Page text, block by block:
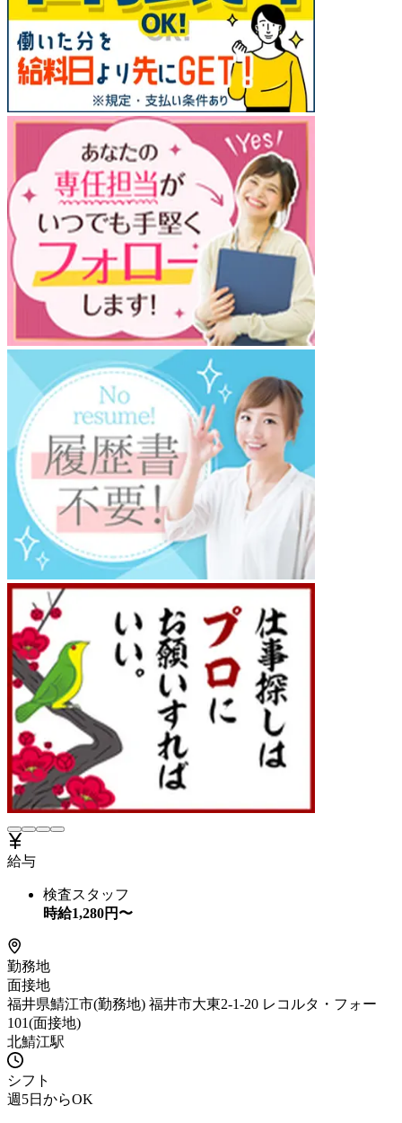
給与
検査スタッフ
時給1,280円〜
勤務地
面接地
福井県鯖江市(勤務地) 福井市大東2-1-20 レコルタ・フォー
101(面接地)
北鯖江駅
シフト
週5日からOK